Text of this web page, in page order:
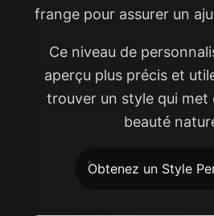
frange pour assurer un
Ce niveau de
aperçu plus précis et
trouver un style qui met
beauté
Obtenez un Style